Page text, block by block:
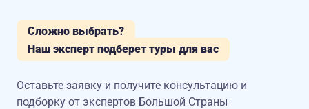
Сложно выбрать?
Наш эксперт подберет туры для вас
Оставьте заявку и получите консультацию и
подборку от экспертов Большой Страны